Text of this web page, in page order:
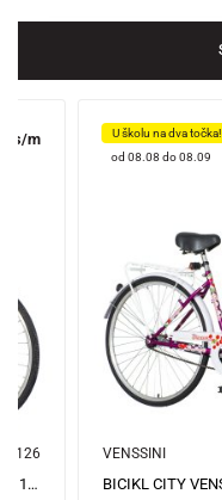
s/m
BICIKL CITY VENSSINI DIAMANTE 26X1.3/8" 17" V-BRAKE 6 BRZINA 155-178CM (S/M) BELO CRVENI
U školu na dva točka!
od 08.08 do 08.09
VENSSINI